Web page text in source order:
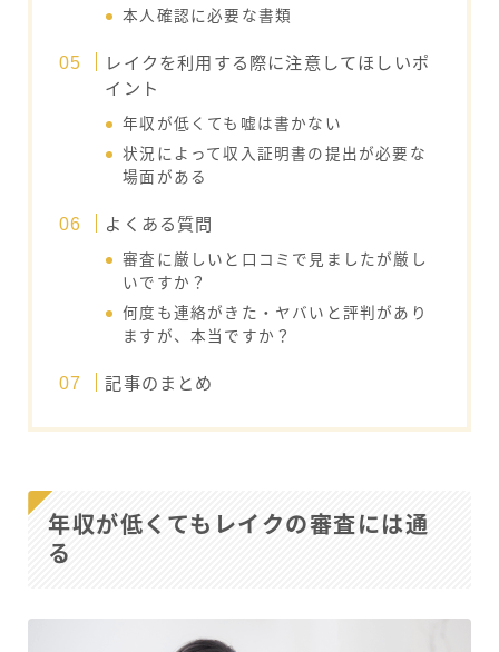
本人確認に必要な書類
レイクを利用する際に注意してほしいポ
イント
年収が低くても嘘は書かない
状況によって収入証明書の提出が必要な
場面がある
よくある質問
審査に厳しいと口コミで見ましたが厳し
いですか？
何度も連絡がきた・ヤバいと評判があり
ますが、本当ですか？
記事のまとめ
年収が低くてもレイクの審査には通
る